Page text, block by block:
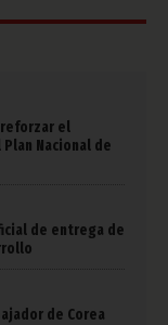
reforzar el
Nacional de
de entrega de
de Corea